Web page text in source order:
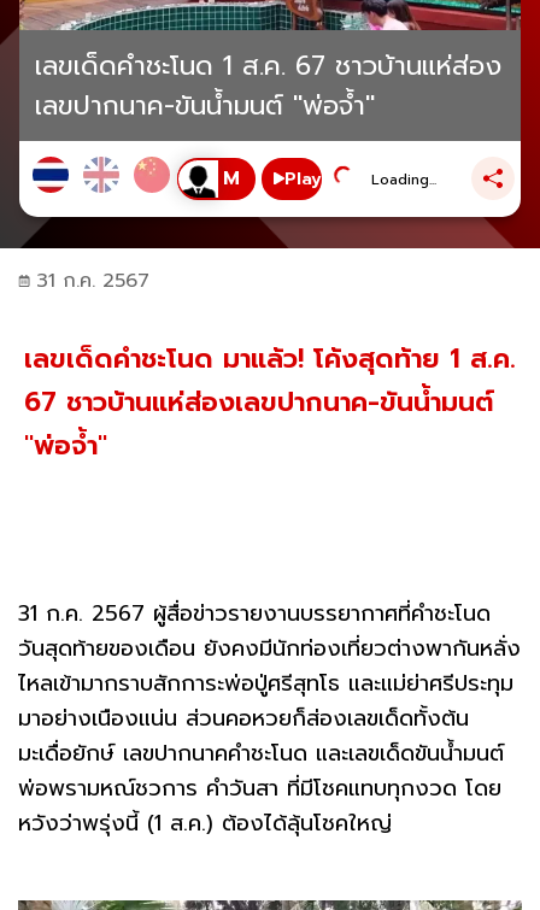
เลขเด็ดคำชะโนด 1 ส.ค. 67 ชาวบ้านแห่ส่อง
เลขปากนาค-ขันน้ำมนต์ "พ่อจ้ำ"
Play Loading...
31 ก.ค. 2567
เลขเด็ดคำชะโนด มาแล้ว! โค้งสุดท้าย 1 ส.ค.
67 ชาวบ้านแห่ส่องเลขปากนาค-ขันน้ำมนต์
"พ่อจ้ำ"
31 ก.ค. 2567 ผู้สื่อข่าวรายงานบรรยากาศที่คำชะโนด
วันสุดท้ายของเดือน ยังคงมีนักท่องเที่ยวต่างพากันหลั่ง
ไหลเข้ามากราบสักการะพ่อปู่ศรีสุทโธ และแม่ย่าศรีประทุม
มาอย่างเนืองแน่น ส่วนคอหวยก็ส่องเลขเด็ดทั้งต้น
มะเดื่อยักษ์ เลขปากนาคคำชะโนด และเลขเด็ดขันน้ำมนต์
พ่อพรามหณ์ชวการ คำวันสา ที่มีโชคแทบทุกงวด โดย
หวังว่าพรุ่งนี้ (1 ส.ค.) ต้องได้ลุ้นโชคใหญ่